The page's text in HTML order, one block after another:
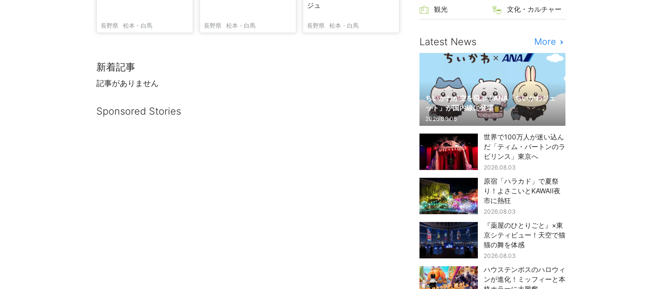
長野県 松本・白馬 長野県 松本・白馬
ジュ
長野県 松本・白馬
新着記事
記事がありません
Sponsored Stories
観光 文化・カルチャー
Latest News More
ちいかわが空を飛ぶ！ANA「ちいかわジェ
ット」が国内線に登場
2026.08.05
世界で100万人が迷い込ん
だ「ティム・バートンのラ
ビリンス」東京へ
2026.08.03
原宿「ハラカド」で夏祭
り！よさこいとKAWAII夜
市に熱狂
2026.08.03
『薬屋のひとりごと』×東
京シティビュー！天空で猫
猫の舞を体感
2026.08.03
ハウステンボスのハロウィ
ンが進化！ミッフィーと本